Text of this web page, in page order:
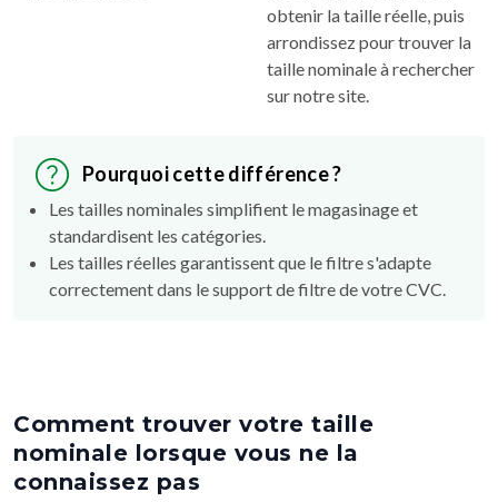
obtenir la taille réelle, puis
arrondissez pour trouver la
taille nominale à rechercher
sur notre site.
Pourquoi cette différence ?
Les tailles nominales simplifient le magasinage et
standardisent les catégories.
Les tailles réelles garantissent que le filtre s'adapte
correctement dans le support de filtre de votre CVC.
Comment trouver votre taille
nominale lorsque vous ne la
connaissez pas